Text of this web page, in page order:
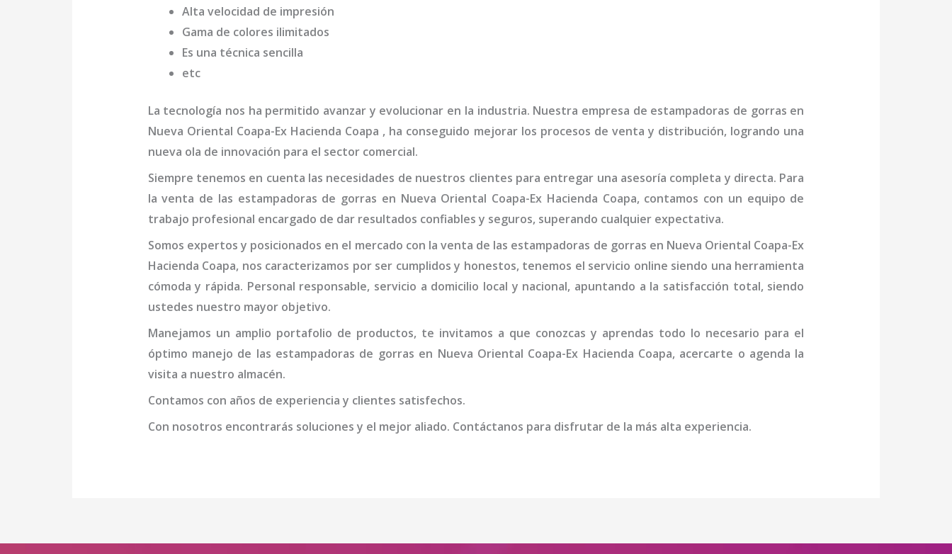
Alta velocidad de impresión
Gama de colores ilimitados
Es una técnica sencilla
etc
La tecnología nos ha permitido avanzar y evolucionar en la industria. Nuestra empresa de estampadoras de gorras en
Nueva Oriental Coapa-Ex Hacienda Coapa , ha conseguido mejorar los procesos de venta y distribución, logrando una
nueva ola de innovación para el sector comercial.
Siempre tenemos en cuenta las necesidades de nuestros clientes para entregar una asesoría completa y directa. Para
la venta de las estampadoras de gorras en Nueva Oriental Coapa-Ex Hacienda Coapa, contamos con un equipo de
trabajo profesional encargado de dar resultados confiables y seguros, superando cualquier expectativa.
Somos expertos y posicionados en el mercado con la venta de las estampadoras de gorras en Nueva Oriental Coapa-Ex
Hacienda Coapa, nos caracterizamos por ser cumplidos y honestos, tenemos el servicio online siendo una herramienta
cómoda y rápida. Personal responsable, servicio a domicilio local y nacional, apuntando a la satisfacción total, siendo
ustedes nuestro mayor objetivo.
Manejamos un amplio portafolio de productos, te invitamos a que conozcas y aprendas todo lo necesario para el
óptimo manejo de las estampadoras de gorras en Nueva Oriental Coapa-Ex Hacienda Coapa, acercarte o agenda la
visita a nuestro almacén.
Contamos con años de experiencia y clientes satisfechos.
Con nosotros encontrarás soluciones y el mejor aliado. Contáctanos para disfrutar de la más alta experiencia.